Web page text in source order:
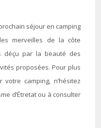
séjour en camping
merveilles de la côte
déçu par la beauté des
proposées. Pour plus
camping, n’hésitez
d’Étretat ou à consulter